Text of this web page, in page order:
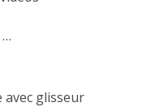
…
glisseur